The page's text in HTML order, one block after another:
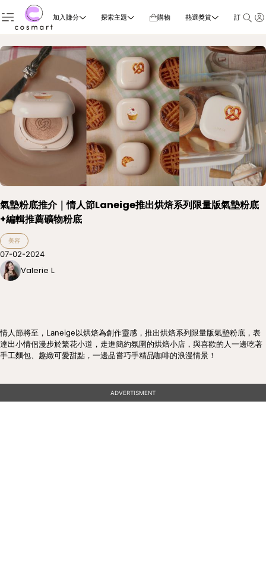
加入賺分 探索主題 購物 熱選獎賞 訂閱雜誌
氣墊粉底推介｜情人節Laneige推出烘焙系列限量版氣墊粉底
+編輯推薦礦物粉底
美容
07-02-2024
Valerie L.
情人節將至，Laneige以烘焙為創作靈感，推出烘焙系列限量版氣墊粉底，表
達出小情侶漫步於繁花小道，走進簡約氛圍的烘焙小店，與喜歡的人一邊吃著
手工麵包、趣緻可愛甜點，一邊品嘗巧手精品咖啡的浪漫情景！
ADVERTISMENT